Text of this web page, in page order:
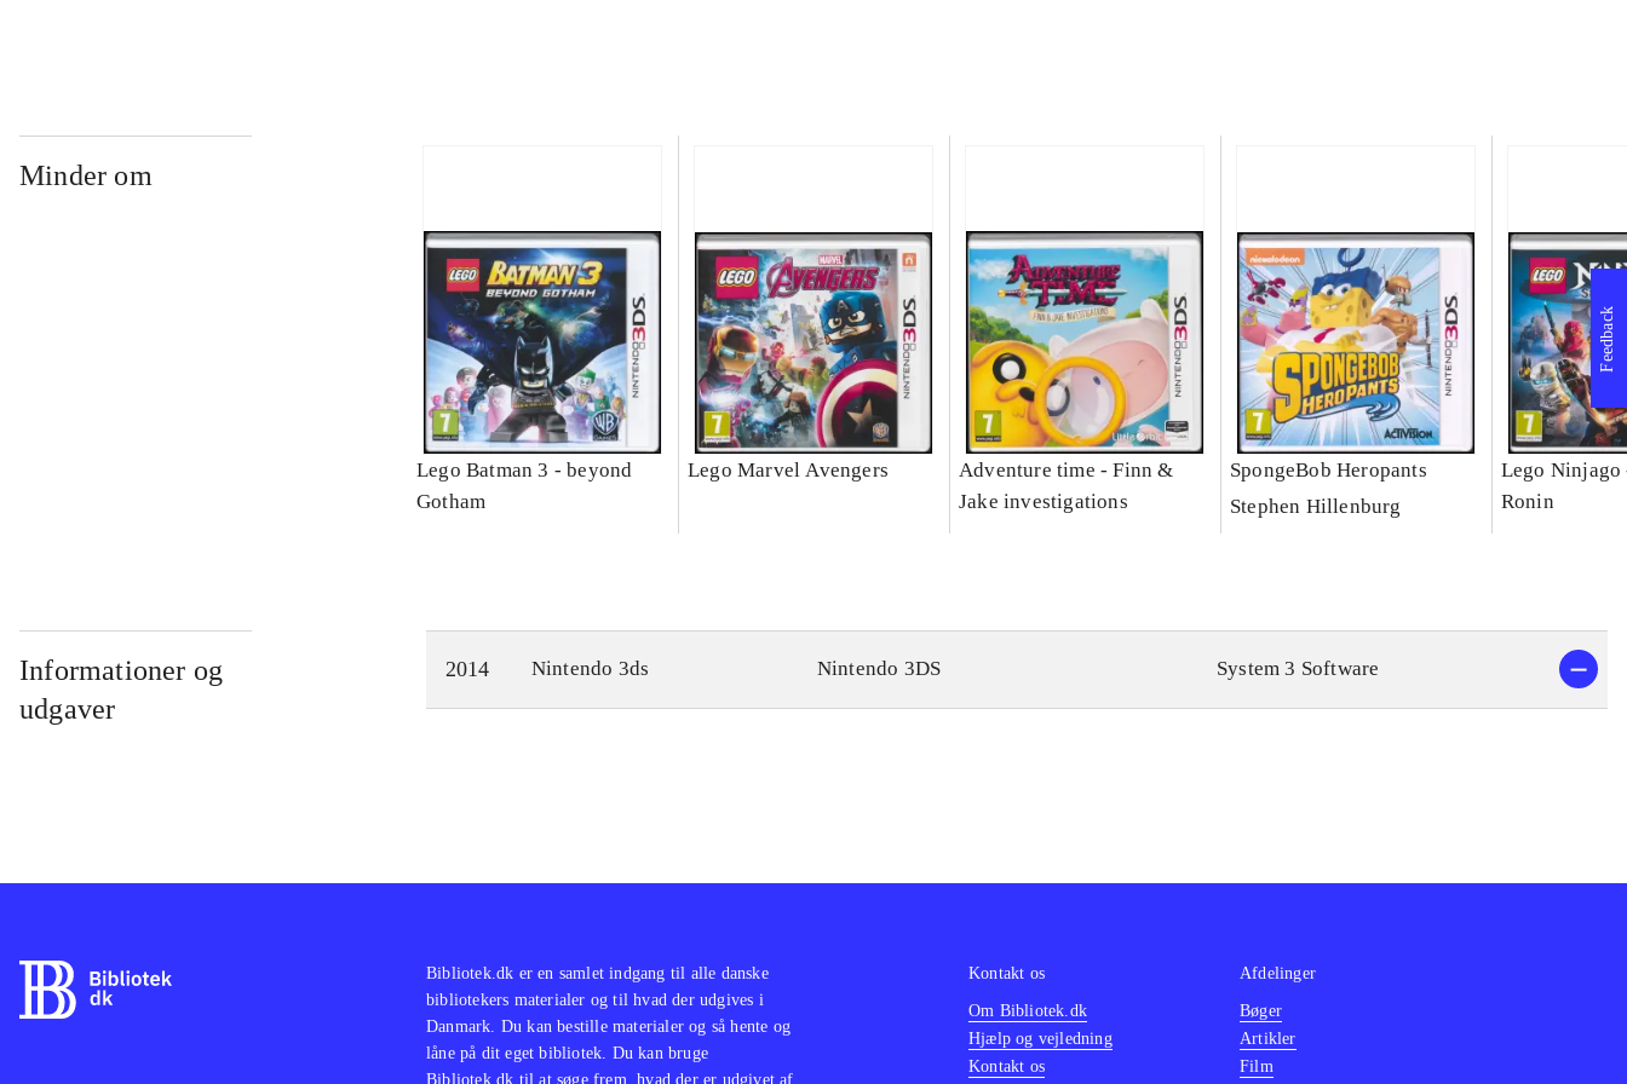
Minder om
Lego Batman 3 - beyond
Gotham
Lego Marvel Avengers
Adventure time - Finn &
Jake investigations
SpongeBob Heropants
Stephen Hillenburg
Lego Ninjago
Ronin
Informationer og
udgaver
2014 Nintendo 3ds Nintendo 3DS System 3 Software
Feedback
Bibliotek.dk er en samlet indgang til alle danske
bibliotekers materialer og til hvad der udgives i
Danmark. Du kan bestille materialer og så hente og
låne på dit eget bibliotek. Du kan bruge
Bibliotek.dk til at søge frem, hvad der er udgivet af
Kontakt os
Om Bibliotek.dk
Hjælp og vejledning
Kontakt os
Afdelinger
Bøger
Artikler
Film